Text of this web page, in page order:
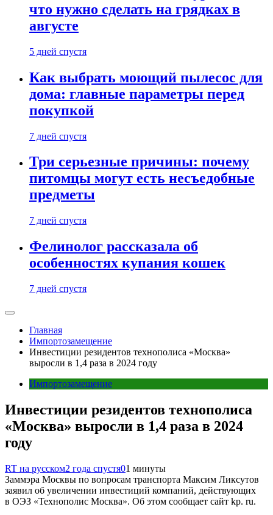
что нужно сделать на грядках в
августе
5 дней спустя
Как выбрать моющий пылесос для
дома: главные параметры перед
покупкой
7 дней спустя
Три серьезные причины: почему
питомцы могут есть несъедобные
предметы
7 дней спустя
Фелинолог рассказала об
особенностях купания кошек
7 дней спустя
Главная
Импортозамещение
Инвестиции резидентов технополиса «Москва»
выросли в 1,4 раза в 2024 году
Импортозамещение
Инвестиции резидентов технополиса
«Москва» выросли в 1,4 раза в 2024
году
RT на русском2 года спустя01 минуты
Заммэра Москвы по вопросам транспорта Максим Ликсутов
заявил об увеличении инвестиций компаний, действующих
в ОЭЗ «Технополис Москва». Об этом сообщает сайт kp. ru.